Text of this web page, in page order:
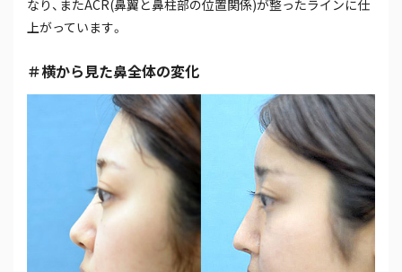
なり、またACR(鼻翼と鼻柱部の位置関係)が整ったラインに仕
上がっています。
＃横から見た鼻全体の変化